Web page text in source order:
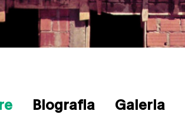
Biografia Galeria